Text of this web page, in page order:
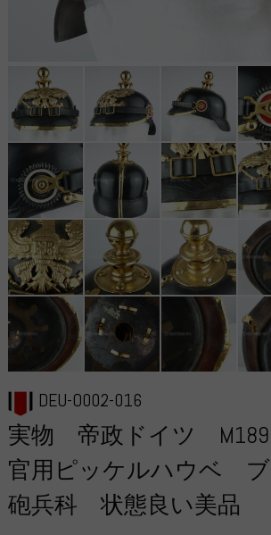
DEU-O002-016
実物 帝政ドイツ
官用ピッケルハウベ
砲兵科 状態良い美品